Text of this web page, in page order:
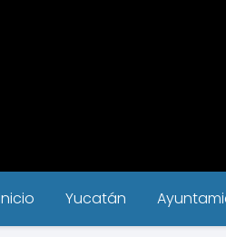
Yucatán